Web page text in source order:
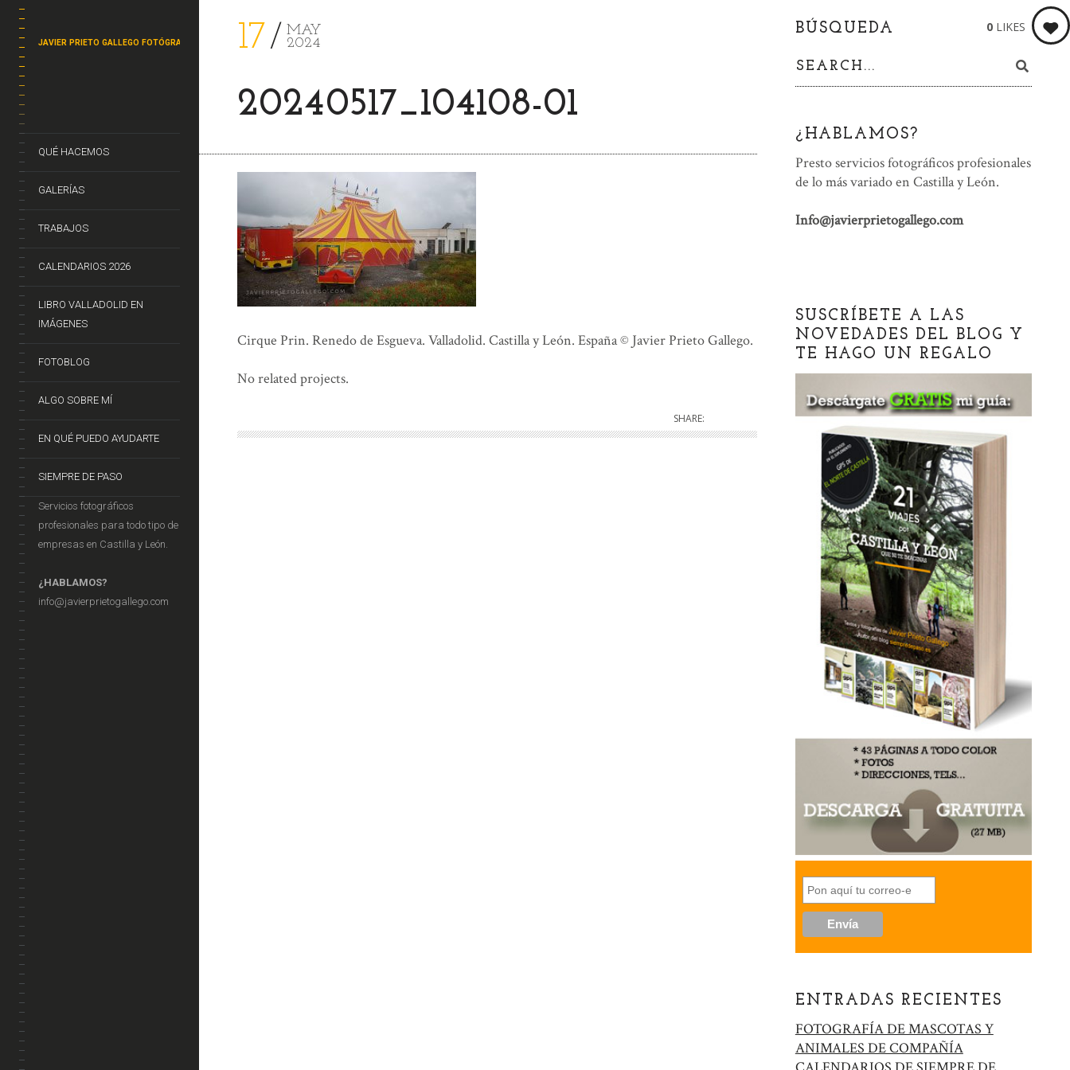
JAVIER PRIETO GALLEGO FOTÓGRAFO
QUÉ HACEMOS
GALERÍAS
TRABAJOS
CALENDARIOS 2026
LIBRO VALLADOLID EN
IMÁGENES
FOTOBLOG
ALGO SOBRE MÍ
EN QUÉ PUEDO AYUDARTE
SIEMPRE DE PASO
Servicios fotográficos
profesionales para todo tipo de
empresas en Castilla y León.
¿HABLAMOS?
info@javierprietogallego.com
17
MAY
2024
20240517_104108-01
0 LIKES
Cirque Prin. Renedo de Esgueva. Valladolid. Castilla y León. España © Javier Prieto Gallego.
No related projects.
SHARE:
BÚSQUEDA
¿HABLAMOS?
Presto servicios fotográficos profesionales
de lo más variado en Castilla y León.
Info@javierprietogallego.com
SUSCRÍBETE A LAS
NOVEDADES DEL BLOG Y
TE HAGO UN REGALO
ENTRADAS RECIENTES
FOTOGRAFÍA DE MASCOTAS Y
ANIMALES DE COMPAÑÍA